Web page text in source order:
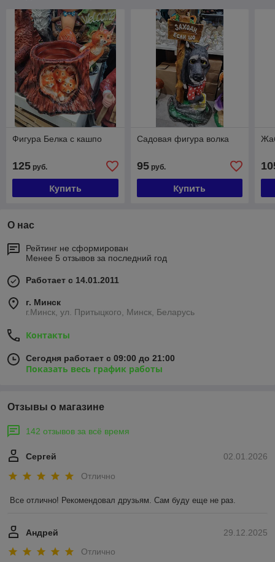
Фигура Белка с кашпо
125 руб.
Купить
Садовая фигура волка
95руб.
Купить
О нас
Рейтинг не сформирован
Менее 5 отзывов за последний год
Работает с 14.01.2011
г. Минск
г.Минск, ул. Притыцкого, Минск, Беларусь
Контакты
Сегодня работает с 09:00 до 21:00
Показать весь график работы
Отзывы о магазине
142 отзывов за всё время
02.01.2026
Сергей
Отлично
Все отлично! Рекомендовал друзьям. Сам буду еще не раз.
29.12.2025
Андрей
Отлично